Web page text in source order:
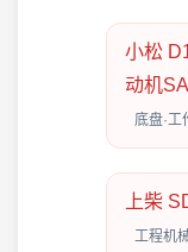
小松
动机
底盘·工
上柴
工程机